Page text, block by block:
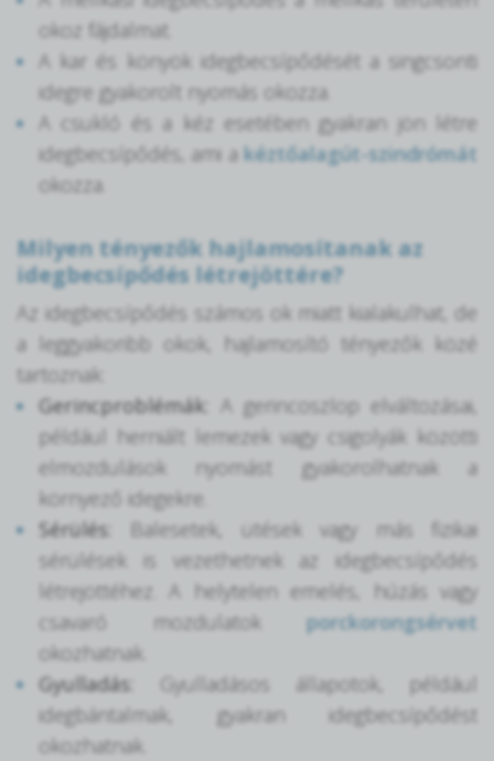
okoz fájdalmat.
A kar és könyök idegbecsípődését a singcsonti
idegre gyakorolt nyomás okozza.
A csukló és a kéz esetében gyakran jön létre
idegbecsípődés, ami a kéztőalagút-szindrómát
okozza.
Milyen tényezők hajlamosítanak az
idegbecsípődés létrejöttére?
Az idegbecsípődés számos ok miatt kialakulhat, de
a leggyakoribb okok, hajlamosító tényezők közé
tartoznak:
Gerincproblémák:
A gerincoszlop elváltozásai,
például herniált lemezek vagy csigolyák közötti
elmozdulások nyomást gyakorolhatnak a
környező idegekre.
Sérülés:
Balesetek, ütések vagy más fizikai
sérülések is vezethetnek az idegbecsípődés
létrejöttéhez. A helytelen emelés, húzás vagy
csavaró mozdulatok porckorongsérvet
okozhatnak.
Gyulladás:
Gyulladásos állapotok, például
idegbántalmak, gyakran idegbecsípődést
okozhatnak.